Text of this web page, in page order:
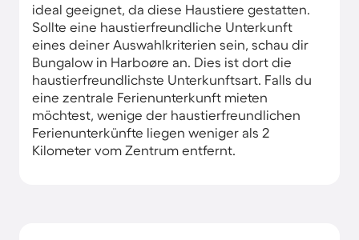
ideal geeignet, da diese Haustiere gestatten.
Sollte eine haustierfreundliche Unterkunft
eines deiner Auswahlkriterien sein, schau dir
Bungalow in Harboøre an. Dies ist dort die
haustierfreundlichste Unterkunftsart. Falls du
eine zentrale Ferienunterkunft mieten
möchtest, wenige der haustierfreundlichen
Ferienunterkünfte liegen weniger als 2
Kilometer vom Zentrum entfernt.